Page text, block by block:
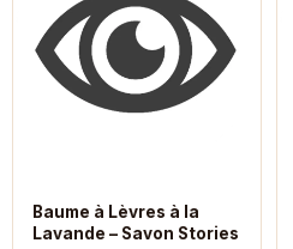
Baume à Lèvres à la
Lavande – Savon Stories